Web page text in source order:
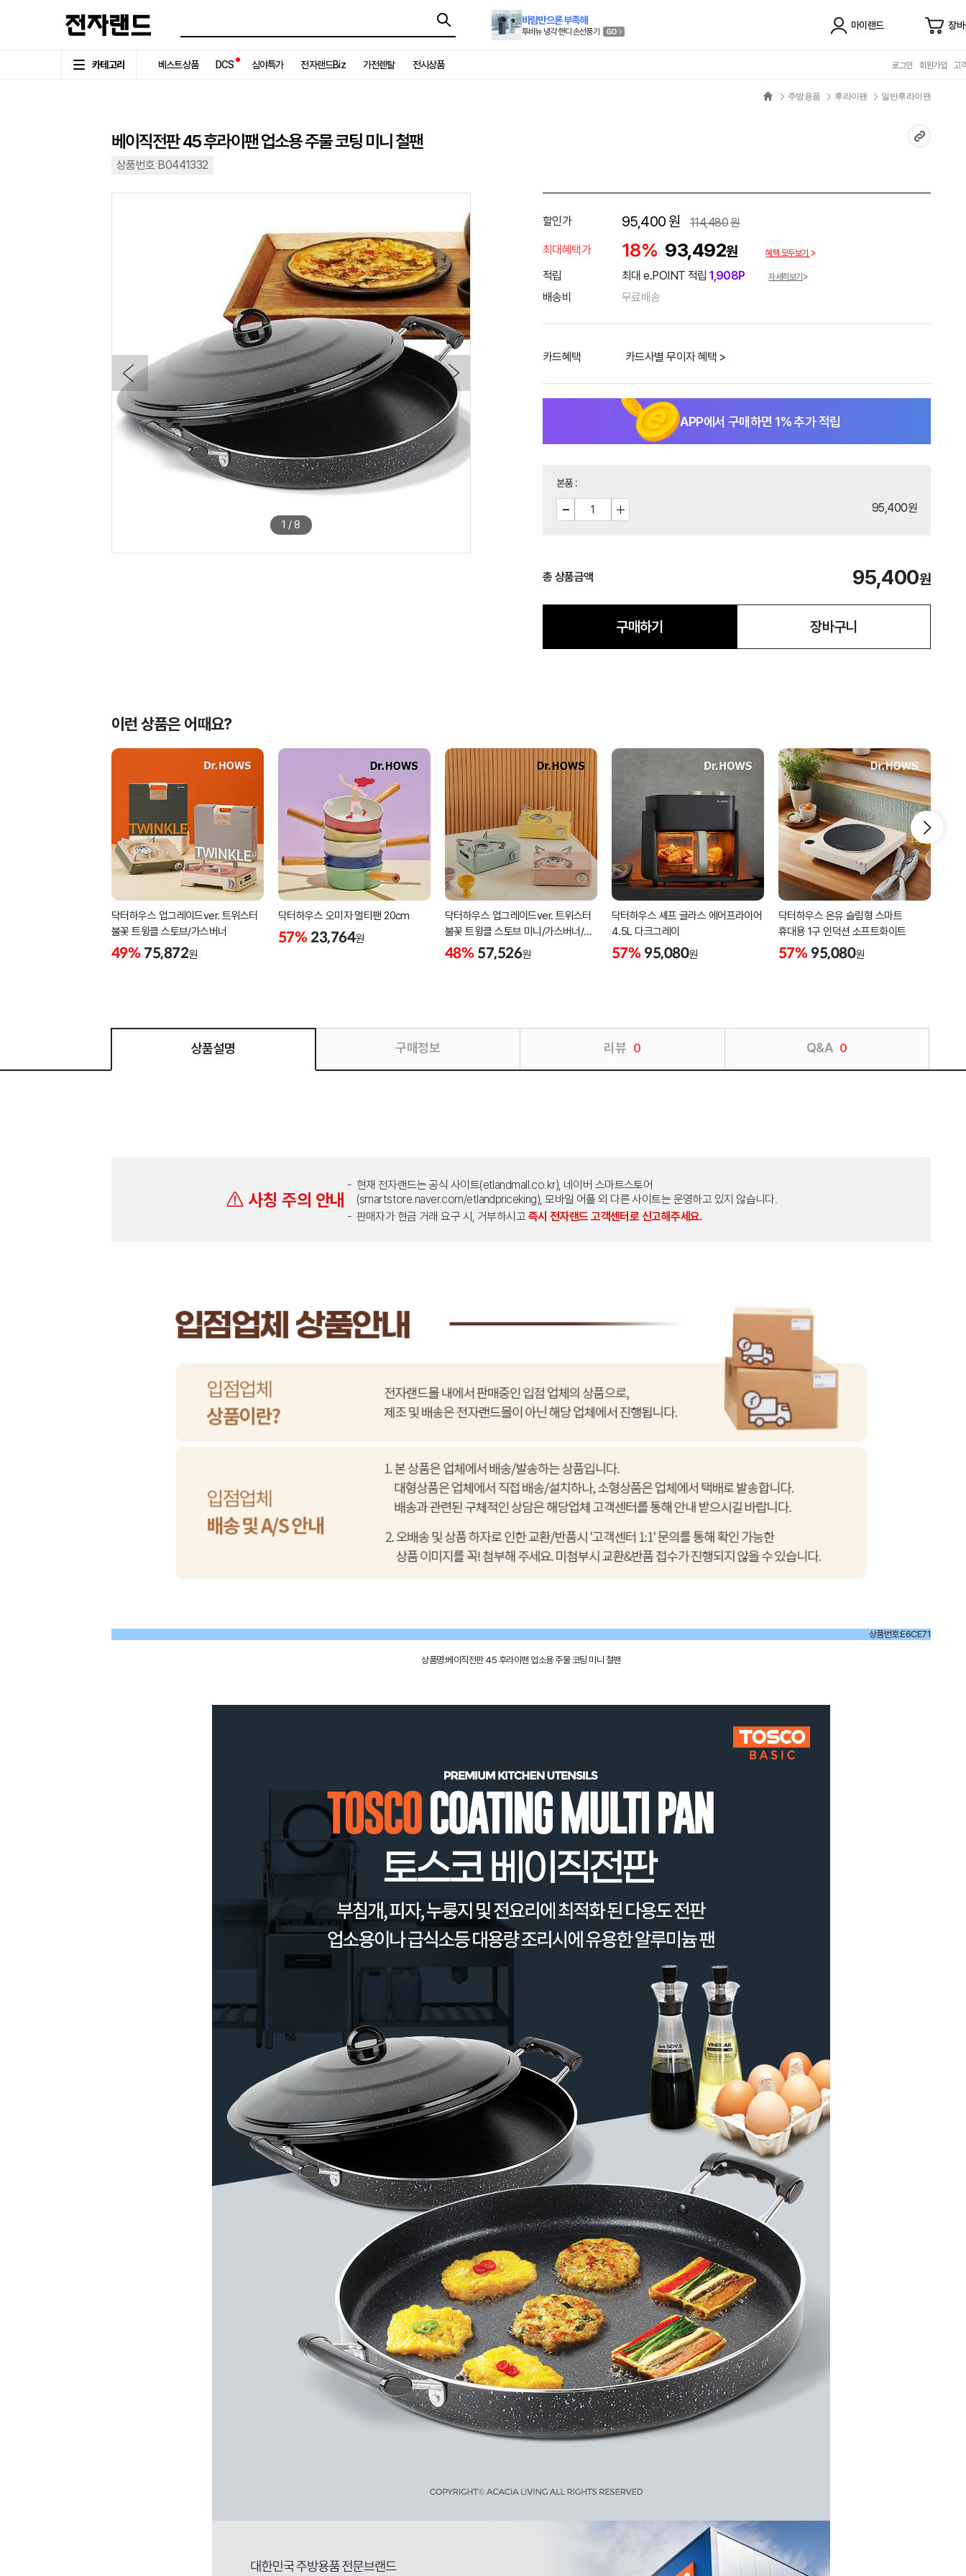
바람만으론 부족해
투비뉴 냉각 핸디 손선풍기
마이랜드 장
카테고리 베스트상품 DCS 심야특가 전자랜드Biz 가전렌탈 전시상품 로그인 회원가입 고
주방용품 후라이팬 일반후라이팬
베이직전판 45 후라이팬 업소용 주물 코팅 미니 철팬
상품번호 B0441332
1 /8
할인가 95,400원 114,480원
최대혜택가
18% 93,492원 혜택 모두보기
적립 최대 e.POINT 적립1,908P 자세히보기
배송비 무료배송
카드혜택 카드사별 무이자 혜택 >
APP에서 구매하면 1% 추가 적립
본품:
95,400원
총 상품금액 95,400원
구매하기 장바구니
이런 상품은 어때요?
닥터하우스 업그레이드ver. 트위스터
불꽃 트윙클 스토브/가스버너
49% 75,872원
닥터하우스 오미자 멀티팬 20cm
57% 23,764원
닥터하우스 업그레이드ver. 트위스터
불꽃 트윙클 스토브 미니/가스버너/
캠핑버너
48% 57,526원
닥터하우스 셰프 글라스 에어프라이어
4.5L 다크그레이
57% 95,080원
닥터하우스 온유 슬림형 스마트
휴대용 1구 인덕션 소프트화이트
57% 95,080원
상품설명 구매정보 리뷰 0 Q&A 0
사칭 주의 안내
현재 전자랜드는 공식 사이트(etlandmall.co.kr), 네이버 스마트스토어
(smartstore.naver.com/etlandpriceking), 모바일 어플 외 다른 사이트는 운영하고 있지 않습니다.
판매자가 현금 거래 요구 시, 거부하시고 즉시 전자랜드 고객센터로 신고해주세요.
상품번호:E6CE71
상품명:베이직전판 45 후라이팬 업소용 주물 코팅 미니 철팬